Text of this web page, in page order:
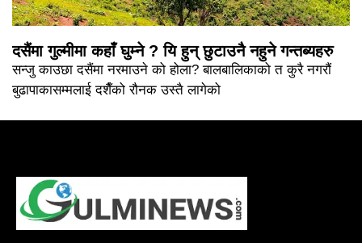
दसैंमा गुल्मीमा कहाँ घुम्ने ? यि हुन् छुटाउनै नहुने गन्तब्यहरु
सन्जु काउछा दसैंमा नरमाउने को होला? बालबालिकाको त कुरै नगरौं
बुढापाकासम्मलाई दशैँको रौनक उस्तै लागेको